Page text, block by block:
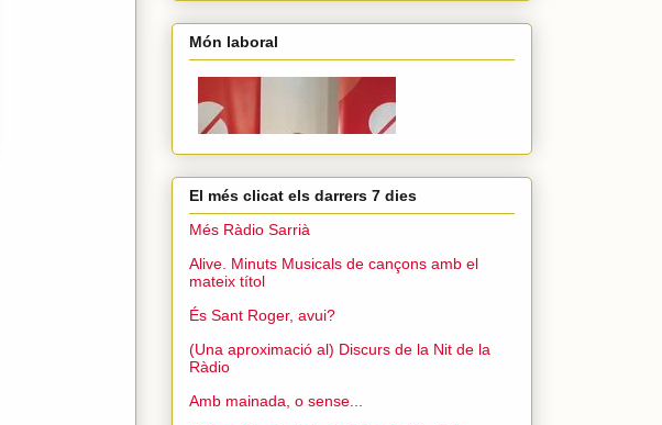
Món laboral
El més clicat els darrers 7 dies
Més Ràdio Sarrià
Alive. Minuts Musicals de cançons amb el
mateix títol
És Sant Roger, avui?
(Una aproximació al) Discurs de la Nit de la
Ràdio
Amb mainada, o sense...